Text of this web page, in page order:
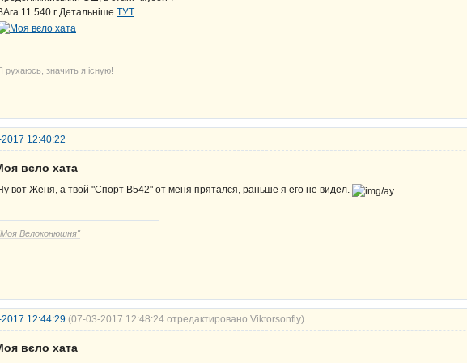
11 540 г Детальніше ТУТ
рухаюсь, значить я існую!
12:40:22
вєло хата
вот Женя, а твой "Спорт В542" от меня прятался, раньше я его не видел.
Велоконюшня"
12:44:29 (07-03-2017 12:48:24 отредактировано Viktorsonfly)
вєло хата